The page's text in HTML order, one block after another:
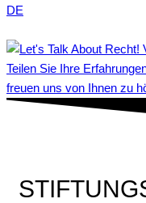
DE
Teilen Sie Ihre
freuen uns von Ihnen zu